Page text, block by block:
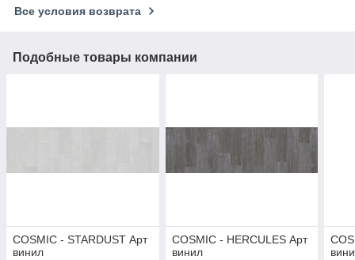
Все условия возврата
Подобные товары компании
COSMIC - STARDUST Арт
винил
COSMIC - HERCULES Арт
винил